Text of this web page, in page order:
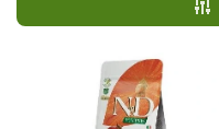
Najpredávanejšie
Abecedne